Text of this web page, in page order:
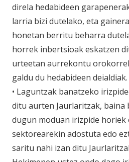
direla hedabideen
larria bizi dutelako, eta
honetan berritu beharra
horrek inbertsioak eskatzen
urteetan aurrekontu
galdu du hedabideen deialdiak.
• Laguntzak banatzeko
ditu aurten Jaurlaritzak, baina
dugun moduan irizpide horiek
sektorearekin adostuta edo
saritu nahi izan ditu